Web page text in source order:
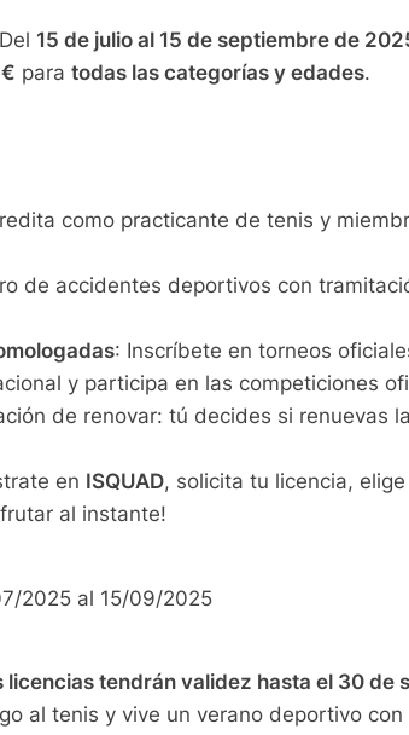
15 de julio al 15 de septiembre de
para todas las categorías y edades.
como practicante de tenis y
de accidentes deportivos con
: Inscríbete en torneos
y participa en las competiciones
de renovar: tú decides si renuevas
en ISQUAD, solicita tu licencia,
al instante!
2025 al 15/09/2025
licencias tendrán validez hasta el 30 de
al tenis y vive un verano deportivo con